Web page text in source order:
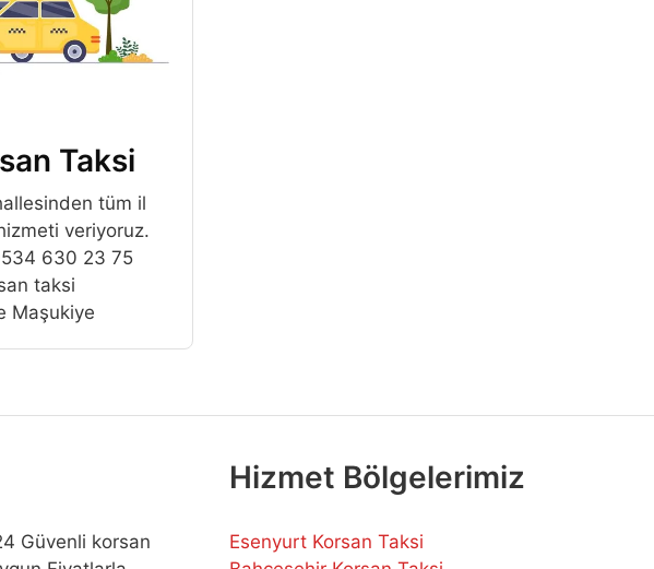
Taksi
tüm il
veriyoruz.
630 23 75
taksi
Maşukiye
Güvenli korsan
Hizmet Bölgelerimiz
Esenyurt Korsan Taksi